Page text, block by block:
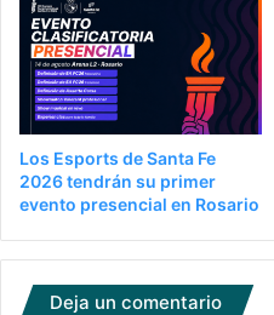
Los Esports de Santa Fe
2026 tendrán su primer
evento presencial en Rosario
Deja un comentario